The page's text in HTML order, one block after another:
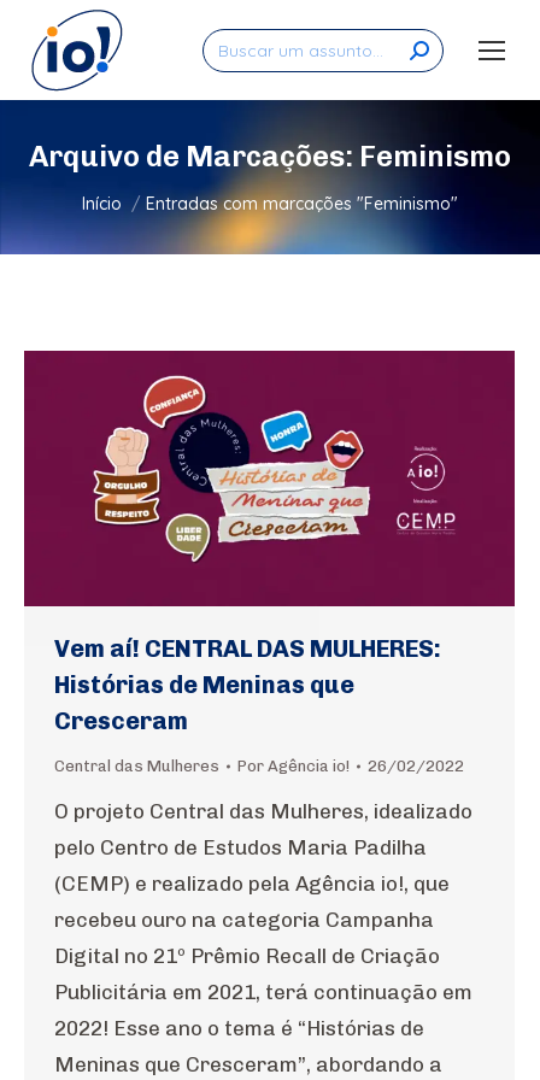
Search:
Arquivo de Marcações: Feminismo
Você está aqui:
Início Entradas com marcações "Feminismo"
Vem aí! CENTRAL DAS MULHERES:
Histórias de Meninas que
Cresceram
Central das Mulheres Por Agência io! 26/02/2022
O projeto Central das Mulheres, idealizado
pelo Centro de Estudos Maria Padilha
(CEMP) e realizado pela Agência io!, que
recebeu ouro na categoria Campanha
Digital no 21º Prêmio Recall de Criação
Publicitária em 2021, terá continuação em
2022! Esse ano o tema é “Histórias de
Meninas que Cresceram”, abordando a